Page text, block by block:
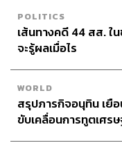
POLITICS
เส้นทางคดี 44 สส. ใ
จะรู้ผลเมื่อไร
WORLD
สรุปภารกิจอนุทิน เยื
ขับเคลื่อนการทูตเศร